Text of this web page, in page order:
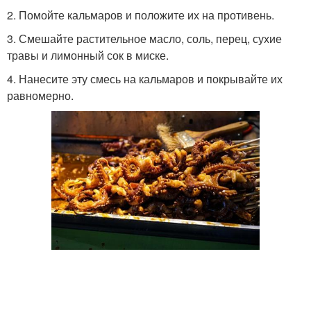
Кальмары в панировке Кальмары с рисом
Блюда с кальмарами
Кальмар в сметанном
соусе
Запеканка из кальмаров
Кальмары с сыром Запеканки из кальмаров
2. Помойте кальмаров и положите их на противень.
3. Смешайте растительное масло, соль, перец, сухие
травы и лимонный сок в миске.
4. Нанесите эту смесь на кальмаров и покрывайте их
равномерно.